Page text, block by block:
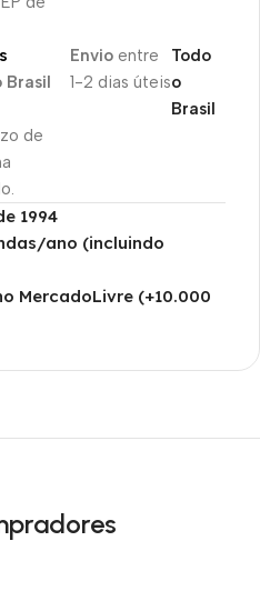
Brasil
de
Envio entre
1-2 dias úteis
Todo
o
Brasil
1994
ano (incluindo
MercadoLivre (+10.000